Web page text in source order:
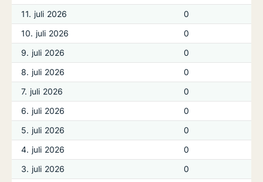
11. juli 2026
0
10. juli 2026
0
9. juli 2026
0
8. juli 2026
0
7. juli 2026
0
6. juli 2026
0
5. juli 2026
0
4. juli 2026
0
3. juli 2026
0